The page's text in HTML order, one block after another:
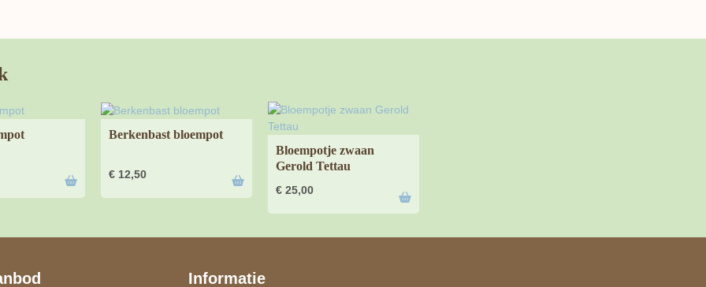
Berkenbast bloempot
€ 12,50
Bloempotje zwaan
Gerold Tettau
€ 25,00
Informatie